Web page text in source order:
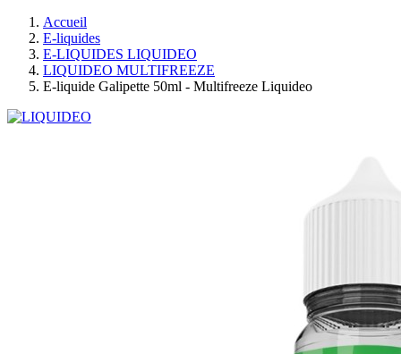
Accueil
E-liquides
E-LIQUIDES LIQUIDEO
LIQUIDEO MULTIFREEZE
E-liquide Galipette 50ml - Multifreeze Liquideo